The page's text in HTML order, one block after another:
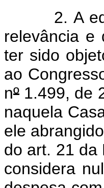
2. A
relevância e
ter sido
ao
nº 1.499, de
naquela
ele
do art. 21 da
considera